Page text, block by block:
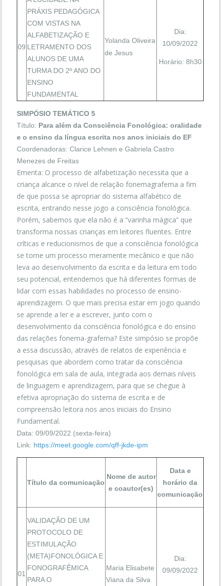
09
PRÁXIS PEDAGÓGICA
COM VISTAS NA
ALFABETIZAÇÃO E
LETRAMENTO DOS
ALUNOS DE UMA
TURMA DO 2º ANO DO
ENSINO
FUNDAMENTAL
Yolanda Oliveira
de Jesus
Dia:
10/09/2022
Horário: 8h30
SIMPÓSIO TEMÁTICO 5
Título: Para além da Consciência Fonológica: oralidade
e o ensino da língua escrita nos anos iniciais do EF
Coordenadoras: Clarice Lehnen e Gabriela Castro
Menezes de Freitas
Ementa: O processo de alfabetização necessita que a
criança alcance o nível de relação fonemagrafema a fim
de que possa se apropriar do sistema alfabético de
escrita, entrando nesse jogo a consciência fonológica.
Porém, sabemos que ela não é a “varinha mágica” que
transforma nossas crianças em leitores fluentes. Entre
críticas e reducionismos de que a consciência fonológica
se torne um processo meramente mecânico e que não
leva ao desenvolvimento da escrita e da leitura em todo
seu potencial, entendemos que há diferentes formas de
lidar com essas habilidades no processo de ensino-
aprendizagem. O que mais precisa estar em jogo quando
se aprende a ler e a escrever, junto com o
desenvolvimento da consciência fonológica e do ensino
das relações fonema-grafema? Este simpósio se propõe
a essa discussão, através de relatos de experiência e
pesquisas que abordem como tratar da consciência
fonológica em sala de aula, integrada aos demais níveis
de linguagem e aprendizagem, para que se chegue à
efetiva apropriação do sistema de escrita e de
compreensão leitora nos anos iniciais do Ensino
Fundamental.
Data: 09/09/2022 (sexta-feira)
Link: https://meet.google.com/qff-jkde-ipm
Título da comunicação
Nome de autor
e coautor(es)
Data e
horário da
comunicação
01
VALIDAÇÃO DE UM
PROTOCOLO DE
ESTIMULAÇÃO
(META)FONOLÓGICA E
FONOGRAFÊMICA
PARA O
Maria Elisabete
Viana da Silva
Dia:
09/09/2022